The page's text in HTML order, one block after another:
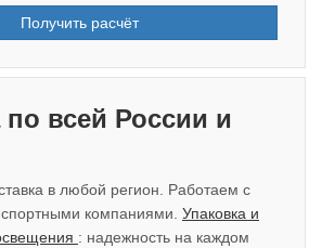
Получить расчёт
по всей России и
в любой регион. Работаем с
компаниями. Упаковка и
: надежность на каждом